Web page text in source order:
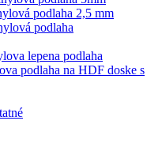
podlaha 2,5 mm
podlaha
lepena podlaha
podlaha na HDF doske s